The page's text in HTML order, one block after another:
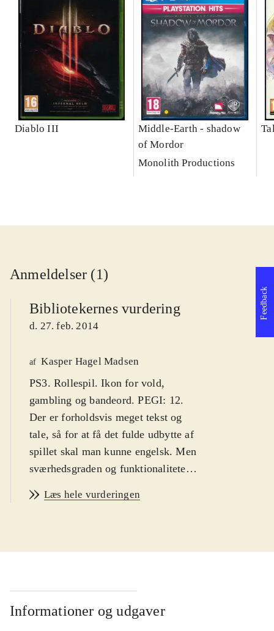
Diablo III
Middle-Earth - shadow
of Mordor
Monolith Productions
Anmeldelser (1)
Bibliotekernes vurdering
d. 27. feb. 2014
af Kasper Hagel Madsen
PS3. Rollespil. Ikon for vold,
gambling og bandeord. PEGI: 12.
Der er forholdsvis meget tekst og
tale, så for at få det fulde udbytte af
spillet skal man kunne engelsk. Men
sværhedsgraden og funktionaliteten
aldersgruppen er 8 år.
Spillene har fået en makeover i flot
eventyrverden til at træde ny og
spændende frem. Man er
teenagedrengen Lloyd. Med på sine
Læs hele vurderingen
Informationer og udgaver
Feedback